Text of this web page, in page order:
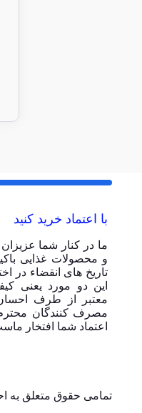
با اعتماد خرید کنید
ما در کنار شما
و محصولات غذایی
تاریخ های انقضاء در
این دو مورد یعنی
معتبر از طرف
مصرف کنندگان
اعتماد شما افتخار
تمامی حقوق متعلق به